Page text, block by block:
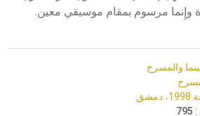
وإِنما مرسوم بمقام موسيقي معين.
والمسرح
:
795